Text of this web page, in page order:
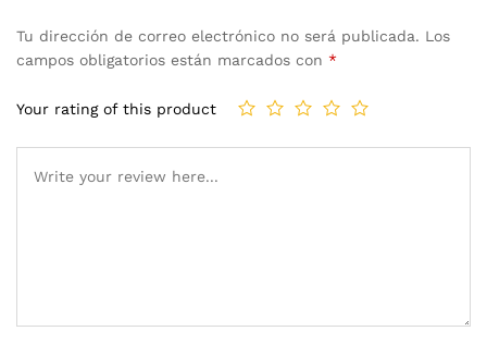
Tu dirección de correo electrónico no será publicada. Los
campos obligatorios están marcados con *
Your rating of this product